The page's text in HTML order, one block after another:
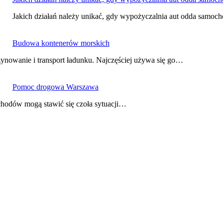
Jakich działań należy unikać, gdy wypożyczalnia aut odda
Budowa kontenerów morskich
i transport ładunku. Najczęściej używa się go…
Pomoc drogowa Warszawa
mogą stawić się czoła sytuacji…